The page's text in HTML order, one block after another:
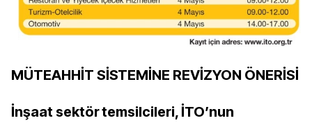
MÜTEAHHİT SİSTEMİNE REVİZYON ÖNERİSİ
İnşaat sektör temsilcileri, İTO’nun